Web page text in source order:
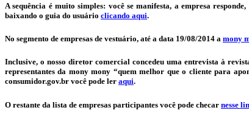
A sequência é muito simples: você se manifesta, a empresa
baixando o guia do usuário clicando aqui.
No segmento de empresas de vestuário, até a data 19/08/2014 a mony
Inclusive, o nosso diretor comercial concedeu uma entrevista à
representantes da mony mony “quem melhor que o cliente para
consumidor.gov.br você pode ler aqui.
O restante da lista de empresas participantes você pode checar nesse